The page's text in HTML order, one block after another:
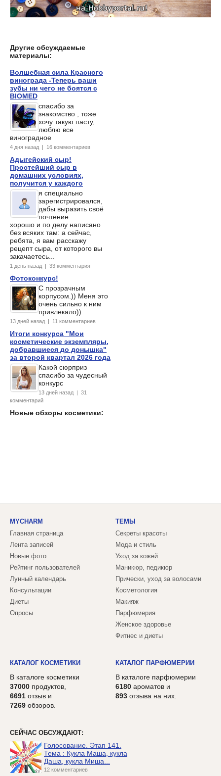
Другие обсуждаемые
материалы:
Волшебная сила Красного
винограда -Теперь ваши
зубы ни чего не боятся с
BIOMED
спасибо за
знакомство , тоже
хочу такую пасту,
люблю все
виноградное
4 дня назад | 16 комментариев
Адыгейский сыр!
Простейший сыр в
домашних условиях,
получится у каждого
я специально
зарегистрировался,
дабы выразить своё
почтение
хорошо и по делу написано
без всяких там: а сейчас,
ребята, я вам расскажу
рецепт сыра, от которого вы
закачаетесь...
1 день назад | 33 комментария
Фотоконкурс!
С прозрачным
корпусом.)) Меня это
очень сильно к ним
привлекало))
13 дней назад | 11 комментариев
Итоги конкурса "Мои
косметические экземпляры,
добравшиеся до донышка"
за второй квартал 2026 года
Какой сюрприз
спасибо за чудесный
конкурс
13 дней назад | 31
комментарий
Новые обзоры косметики:
MYCHARM
Главная страница
Лента записей
Новые фото
Рейтинг пользователей
Лунный календарь
Консультации
Диеты
Опросы
ТЕМЫ
Секреты красоты
Мода и стиль
Уход за кожей
Маникюр, педикюр
Прически, уход за волосами
Косметология
Макияж
Парфюмерия
Женское здоровье
Фитнес и диеты
КАТАЛОГ КОСМЕТИКИ
В каталоге косметики
37000 продуктов,
6691 отзыв и
7269 обзоров.
КАТАЛОГ ПАРФЮМЕРИИ
В каталоге парфюмерии
6180 ароматов и
893 отзыва на них.
СЕЙЧАС ОБСУЖДАЮТ:
Голосование. Этап 141.
Тема : Кукла Маша, кукла
Даша, кукла Миша...
12 комментариев